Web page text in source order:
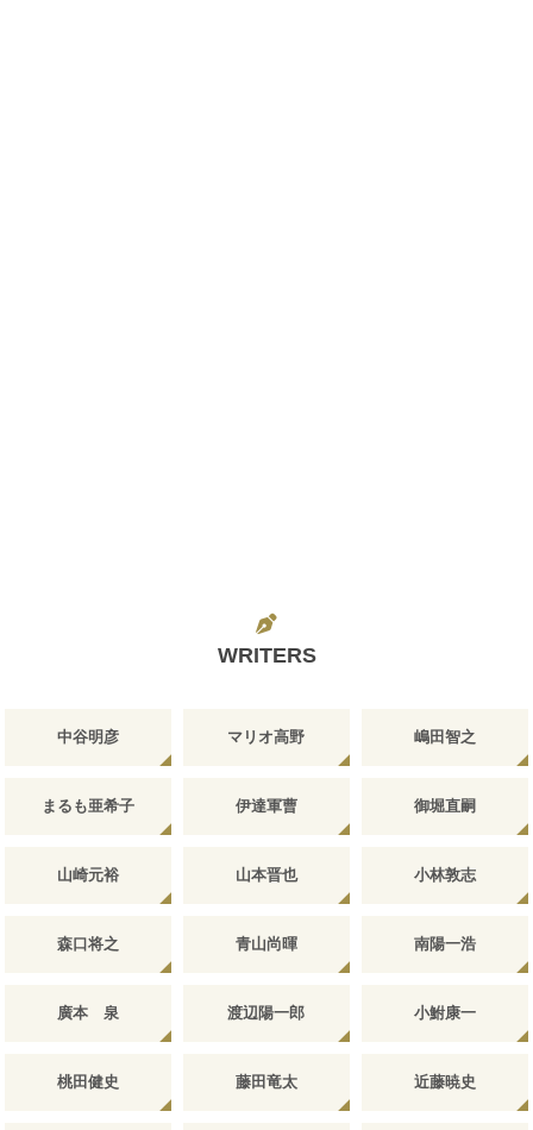
WRITERS
中谷明彦 マリオ高野 嶋田智之
まるも亜希子 伊達軍曹 御堀直嗣
山崎元裕 山本晋也 小林敦志
森口将之 青山尚暉 南陽一浩
廣本 泉 渡辺陽一郎 小鮒康一
桃田健史 藤田竜太 近藤暁史